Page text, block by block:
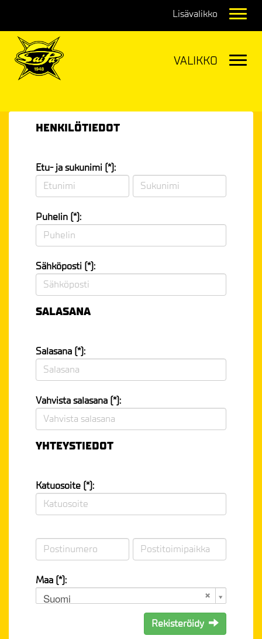
HENKILÖTIEDOT
Etu- ja sukunimi (*):
Puhelin (*):
Sähköposti (*):
SALASANA
Salasana (*):
Vahvista salasana (*):
YHTEYSTIEDOT
Katuosoite (*):
Maa (*):
Suomi
Rekisteröidy